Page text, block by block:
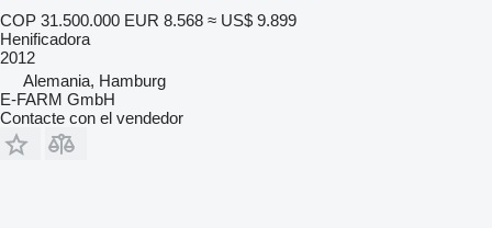
COP 31.500.000 EUR 8.568 ≈ US$ 9.899
Henificadora
2012
Alemania, Hamburg
E-FARM GmbH
Contacte con el vendedor